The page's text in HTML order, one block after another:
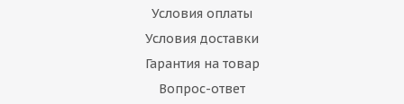
Условия оплаты
Условия доставки
Гарантия на товар
Вопрос-ответ